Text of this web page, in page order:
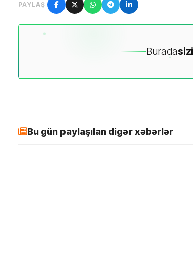
PAYLAŞ
Burada
Bu gün paylaşılan digər xəbərlər